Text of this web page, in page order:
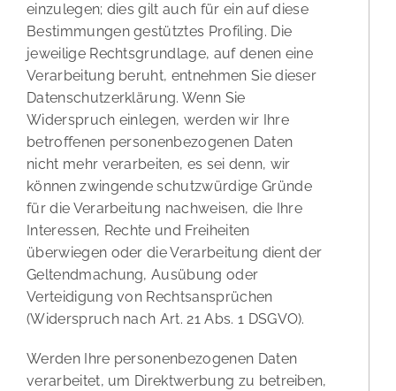
einzulegen; dies gilt auch für ein auf diese
Bestimmungen gestütztes Profiling. Die
jeweilige Rechtsgrundlage, auf denen eine
Verarbeitung beruht, entnehmen Sie dieser
Datenschutzerklärung. Wenn Sie
Widerspruch einlegen, werden wir Ihre
betroffenen personenbezogenen Daten
nicht mehr verarbeiten, es sei denn, wir
können zwingende schutzwürdige Gründe
für die Verarbeitung nachweisen, die Ihre
Interessen, Rechte und Freiheiten
überwiegen oder die Verarbeitung dient der
Geltendmachung, Ausübung oder
Verteidigung von Rechtsansprüchen
(Widerspruch nach Art. 21 Abs. 1 DSGVO).
Werden Ihre personenbezogenen Daten
verarbeitet, um Direktwerbung zu betreiben,